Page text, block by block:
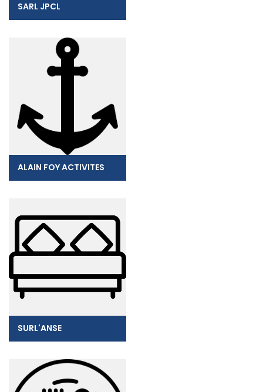
SARL JPCL
ALAIN FOY ACTIVITES
SURL'ANSE